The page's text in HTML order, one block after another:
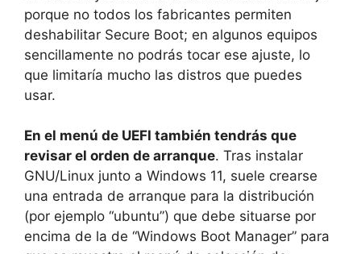
porque no todos los fabricantes permiten
deshabilitar Secure Boot; en algunos equipos
sencillamente no podrás tocar ese ajuste, lo
que limitaría mucho las distros que puedes
usar.
En el menú de UEFI también tendrás que
revisar el orden de arranque. Tras instalar
GNU/Linux junto a Windows 11, suele crearse
una entrada de arranque para la distribución
(por ejemplo “ubuntu”) que debe situarse por
encima de la de “Windows Boot Manager” para